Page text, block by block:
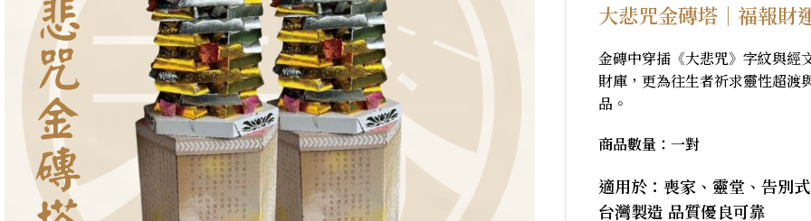
大悲咒金磚塔｜福報財
金磚中穿插《大悲咒》字紋與經
財庫，更為往生者祈求靈性超渡
品。
商品數量：一對
適用於：喪家、靈堂、告別
台灣製造 品質優良可靠